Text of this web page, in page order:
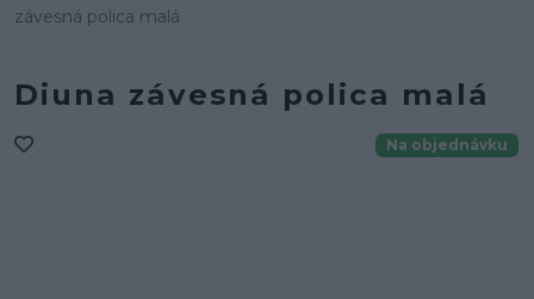
závesná polica malá
Diuna závesná polica malá
Na objednávku